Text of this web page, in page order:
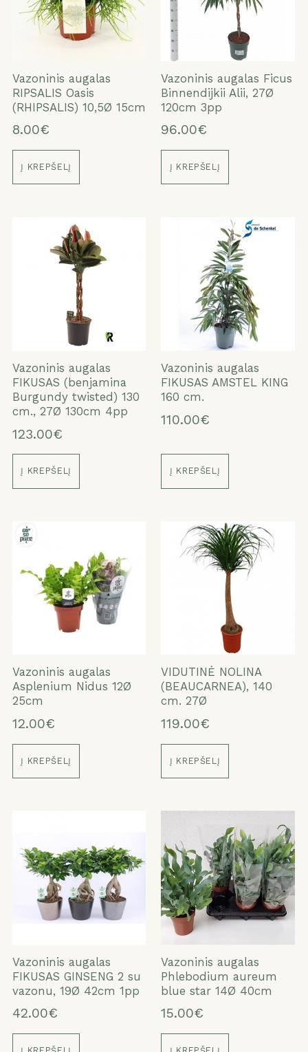
Vazoninis augalas
RIPSALIS Oasis
(RHIPSALIS) 10,5Ø 15cm
8.00€
Į KREPŠELĮ
Vazoninis augalas Ficus
Binnendijkii Alii, 27Ø
120cm 3pp
96.00€
Į KREPŠELĮ
Vazoninis augalas
FIKUSAS (benjamina
Burgundy twisted) 130
cm., 27Ø 130cm 4pp
123.00€
Į KREPŠELĮ
Vazoninis augalas
FIKUSAS AMSTEL KING
160 cm.
110.00€
Į KREPŠELĮ
Vazoninis augalas
Asplenium Nidus 12Ø
25cm
12.00€
Į KREPŠELĮ
VIDUTINĖ NOLINA
(BEAUCARNEA), 140
cm. 27Ø
119.00€
Į KREPŠELĮ
Vazoninis augalas
FIKUSAS GINSENG 2 su
vazonu, 19Ø 42cm 1pp
42.00€
Vazoninis augalas
Phlebodium aureum
blue star 14Ø 40cm
15.00€